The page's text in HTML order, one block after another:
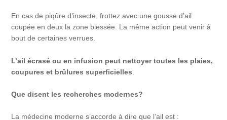
En cas de piqûre d’insecte, frottez avec une gousse d’ail
coupée en deux la zone blessée. La même action peut venir à
bout de certaines verrues.
L’ail écrasé ou en infusion peut nettoyer toutes les plaies,
coupures et brûlures superficielles
Que disent les recherches modernes?
La médecine moderne s’accorde à dire que l’ail est :